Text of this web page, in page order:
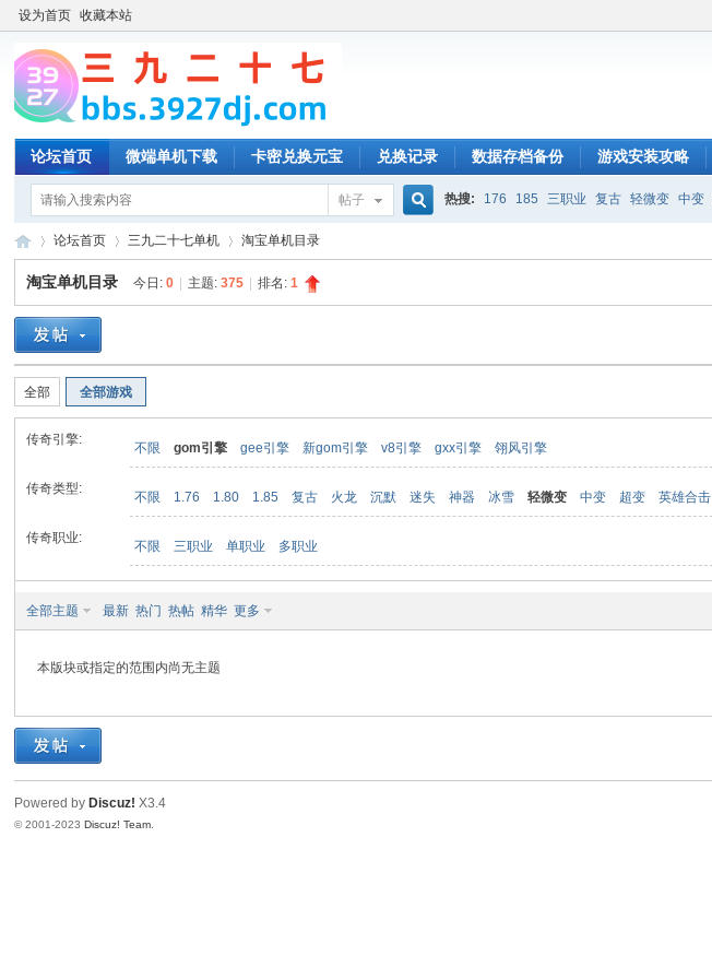
设为首页 收藏本站
论坛首页 微端单机下载 卡密兑换元宝 兑换记录 数据存档备份 游戏安装攻略
帖子 热搜: 176 185 三职业 复古 轻微变 中变
»
论坛首页 三九二十七单机 淘宝单机目录
淘宝单机目录 今日:0 主题:375 排名:1
全部 全部游戏
传奇引擎:
不限 gom引擎 gee引擎 新gom引擎 v8引擎 gxx引擎 翎风引擎
传奇类型:
不限 1.76 1.80 1.85 复古 火龙 沉默 迷失 神器 冰雪 轻微变 中变 超变 英雄合击
传奇职业:
不限 三职业 单职业 多职业
全部主题 最新 热门 热帖 精华 更多
本版块或指定的范围内尚无主题
Powered by Discuz! X3.4
© 2001-2023Discuz! Team